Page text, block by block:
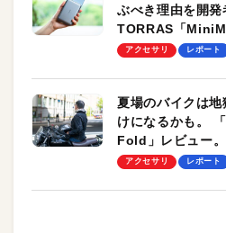
ぶべき理由を開発
TORRAS「
ーも
アクセサリ レポート
夏場のバイクは
けになるかも。
Fold」レビュー
却プレート、シン
アクセサリ レポート